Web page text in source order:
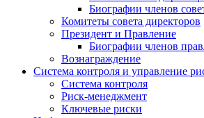
Биографии членов
Комитеты совета директоров
Президент и Правление
Биографии членов
Вознаграждение
Система контроля и управление
Система контроля
Риск-менеджмент
Ключевые риски